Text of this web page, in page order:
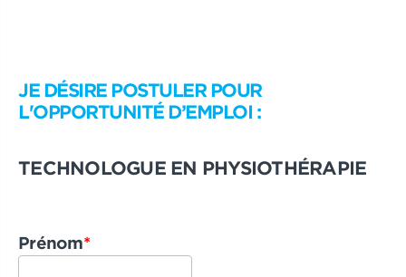
JE DÉSIRE POSTULER POUR
L'OPPORTUNITÉ D’EMPLOI :
TECHNOLOGUE EN PHYSIOTHÉRAPIE
Prénom*